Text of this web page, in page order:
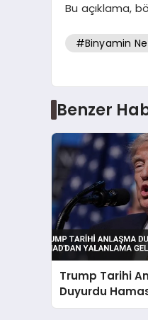
Bu açıklama,
#Binyamin
Benzer
Trump Tarihi
Duyurdu
Cihad’dan